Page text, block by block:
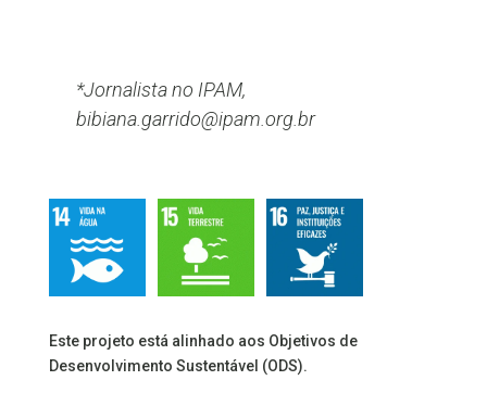
*Jornalista no IPAM,
bibiana.garrido@ipam.org.br
Este projeto está alinhado aos Objetivos de
Desenvolvimento Sustentável (ODS).